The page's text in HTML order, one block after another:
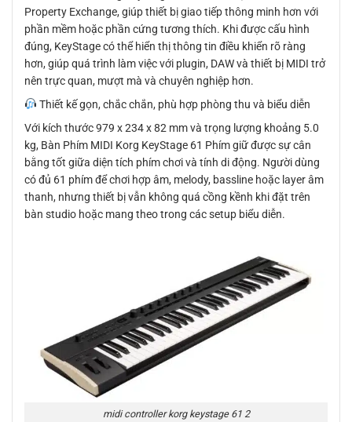
Property Exchange, giúp thiết bị giao tiếp thông minh hơn với
phần mềm hoặc phần cứng tương thích. Khi được cấu hình
đúng, KeyStage có thể hiển thị thông tin điều khiển rõ ràng
hơn, giúp quá trình làm việc với plugin, DAW và thiết bị MIDI trở
nên trực quan, mượt mà và chuyên nghiệp hơn.
Thiết kế gọn, chắc chắn, phù hợp phòng thu và biểu diễn
Với kích thước 979 x 234 x 82 mm và trọng lượng khoảng 5.0
kg, Bàn Phím MIDI Korg KeyStage 61 Phím giữ được sự cân
bằng tốt giữa diện tích phím chơi và tính di động. Người dùng
có đủ 61 phím để chơi hợp âm, melody, bassline hoặc layer âm
thanh, nhưng thiết bị vẫn không quá cồng kềnh khi đặt trên
bàn studio hoặc mang theo trong các setup biểu diễn.
midi controller korg keystage 61 2